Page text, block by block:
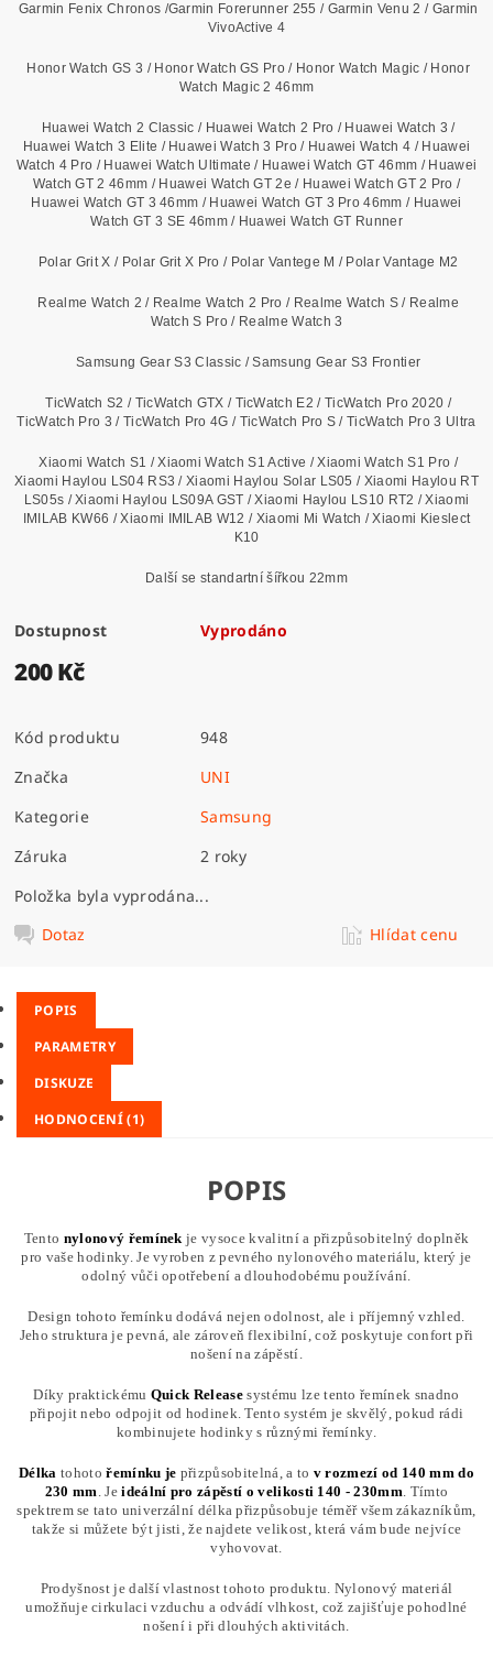
Garmin Fenix Chronos /Garmin Forerunner 255 / Garmin Venu 2 / Garmin
VivoActive 4
Honor Watch GS 3 / Honor Watch GS Pro / Honor Watch Magic / Honor
Watch Magic 2 46mm
Huawei Watch 2 Classic / Huawei Watch 2 Pro / Huawei Watch 3 /
Huawei Watch 3 Elite / Huawei Watch 3 Pro / Huawei Watch 4 / Huawei
Watch 4 Pro / Huawei Watch Ultimate / Huawei Watch GT 46mm / Huawei
Watch GT 2 46mm / Huawei Watch GT 2e / Huawei Watch GT 2 Pro /
Huawei Watch GT 3 46mm / Huawei Watch GT 3 Pro 46mm / Huawei
Watch GT 3 SE 46mm / Huawei Watch GT Runner
Polar Grit X / Polar Grit X Pro / Polar Vantege M / Polar Vantage M2
Realme Watch 2 / Realme Watch 2 Pro / Realme Watch S / Realme
Watch S Pro / Realme Watch 3
Samsung Gear S3 Classic / Samsung Gear S3 Frontier
TicWatch S2 / TicWatch GTX / TicWatch E2 / TicWatch Pro 2020 /
TicWatch Pro 3 / TicWatch Pro 4G / TicWatch Pro S / TicWatch Pro 3 Ultra
Xiaomi Watch S1 / Xiaomi Watch S1 Active / Xiaomi Watch S1 Pro /
Xiaomi Haylou LS04 RS3 / Xiaomi Haylou Solar LS05 / Xiaomi Haylou RT
LS05s / Xiaomi Haylou LS09A GST / Xiaomi Haylou LS10 RT2 / Xiaomi
IMILAB KW66 / Xiaomi IMILAB W12 / Xiaomi Mi Watch / Xiaomi Kieslect
K10
Další se standartní šířkou 22mm
Dostupnost Vyprodáno
200 Kč
Kód produktu
948
Značka
UNI
Kategorie
Samsung
Záruka
2 roky
Položka byla vyprodána...
Dotaz
Hlídat cenu
POPIS
PARAMETRY
DISKUZE
HODNOCENÍ (1)
POPIS
Tento nylonový řemínekje vysoce kvalitní a přizpůsobitelný doplněk
pro vaše hodinky. Je vyroben z pevného nylonového materiálu, který je
odolný vůči opotřebení a dlouhodobému používání.
Design tohoto řemínku dodává nejen odolnost, ale i příjemný vzhled.
Jeho struktura je pevná, ale zároveň flexibilní, což poskytuje confort při
nošení na zápěstí.
Díky praktickému Quick Release systému lze tento řemínek snadno
připojit nebo odpojit od hodinek. Tento systém je skvělý, pokud rádi
kombinujete hodinky s různými řemínky.
Délka tohotořemínku je přizpůsobitelná, a to v rozmezí od 140 mm do
230 mm. Jeideální pro zápěstí o velikosti 140 - 230mm. Tímto
spektrem se tato univerzální délka přizpůsobuje téměř všem zákazníkům,
takže si můžete být jisti, že najdete velikost, která vám bude nejvíce
vyhovovat.
Prodyšnost je další vlastnost tohoto produktu. Nylonový materiál
umožňuje cirkulaci vzduchu a odvádí vlhkost, což zajišťuje pohodlné
nošení i při dlouhých aktivitách.